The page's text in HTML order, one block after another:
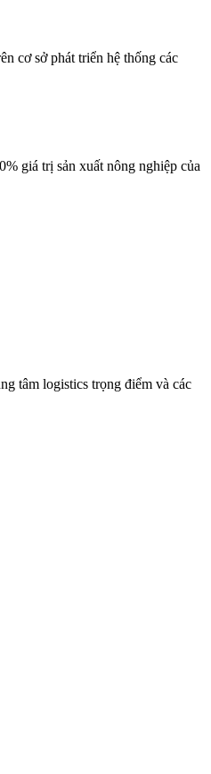
cơ sở phát triển hệ thống các
giá trị sản xuất nông nghiệp của
tâm logistics trọng điểm và các